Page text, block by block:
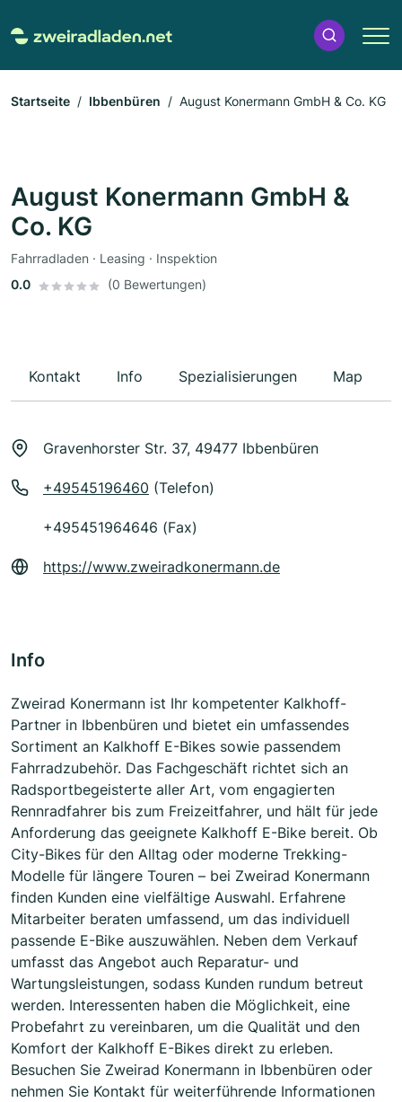
Startseite Ibbenbüren August Konermann GmbH & Co. KG
August Konermann GmbH &
Co. KG
Fahrradladen · Leasing · Inspektion
0.0
(0 Bewertungen)
Kontakt Info Spezialisierungen Map
Gravenhorster Str. 37, 49477 Ibbenbüren
+49545196460 (Telefon)
+495451964646 (Fax)
https://www.zweiradkonermann.de
Info
Zweirad Konermann ist Ihr kompetenter Kalkhoff-
Partner in Ibbenbüren und bietet ein umfassendes
Sortiment an Kalkhoff E-Bikes sowie passendem
Fahrradzubehör. Das Fachgeschäft richtet sich an
Radsportbegeisterte aller Art, vom engagierten
Rennradfahrer bis zum Freizeitfahrer, und hält für jede
Anforderung das geeignete Kalkhoff E-Bike bereit. Ob
City-Bikes für den Alltag oder moderne Trekking-
Modelle für längere Touren – bei Zweirad Konermann
finden Kunden eine vielfältige Auswahl. Erfahrene
Mitarbeiter beraten umfassend, um das individuell
passende E-Bike auszuwählen. Neben dem Verkauf
umfasst das Angebot auch Reparatur- und
Wartungsleistungen, sodass Kunden rundum betreut
werden. Interessenten haben die Möglichkeit, eine
Probefahrt zu vereinbaren, um die Qualität und den
Komfort der Kalkhoff E-Bikes direkt zu erleben.
Besuchen Sie Zweirad Konermann in Ibbenbüren oder
nehmen Sie Kontakt für weiterführende Informationen